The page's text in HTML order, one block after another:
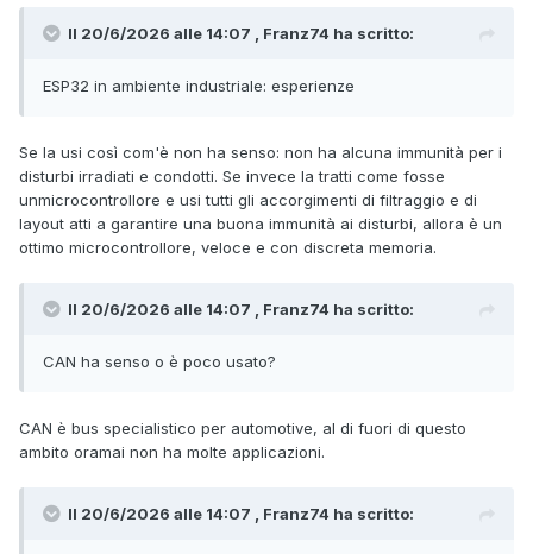
Il 20/6/2026 alle 14:07 , Franz74 ha scritto:
ESP32 in ambiente industriale: esperienze
Se la usi così com'è non ha senso: non ha alcuna immunità per i
disturbi irradiati e condotti. Se invece la tratti come fosse
unmicrocontrollore e usi tutti gli accorgimenti di filtraggio e di
layout atti a garantire una buona immunità ai disturbi, allora è un
ottimo microcontrollore, veloce e con discreta memoria.
Il 20/6/2026 alle 14:07 , Franz74 ha scritto:
CAN ha senso o è poco usato?
CAN è bus specialistico per automotive, al di fuori di questo
ambito oramai non ha molte applicazioni.
Il 20/6/2026 alle 14:07 , Franz74 ha scritto: